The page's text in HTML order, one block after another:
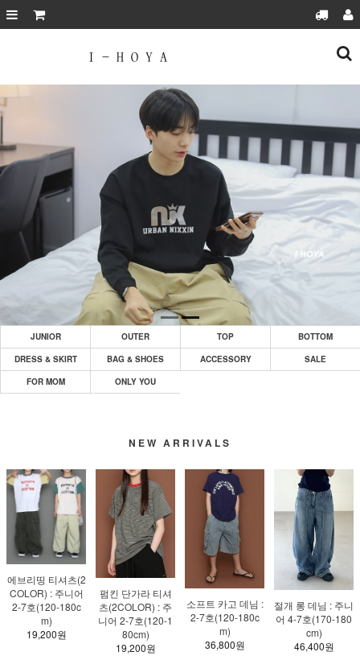
JUNIOR OUTER TOP
BOTTOM
DRESS & SKIRT
BAG & SHOES ACCESSORY
SALE
FOR MOM
ONLY YOU
NEW ARRIVALS
에브리띵 티셔츠(2
COLOR) : 주니어
2-7호(120-180c
m)
19,200원
펌킨 단가라 티셔
츠(2COLOR) : 주
니어 2-7호(120-1
80cm)
19,200원
소프트 카고 데님 :
2-7호(120-180c
m)
36,800원
절개 롱 데님 : 주니
어 4-7호(170-180
cm)
46,400원